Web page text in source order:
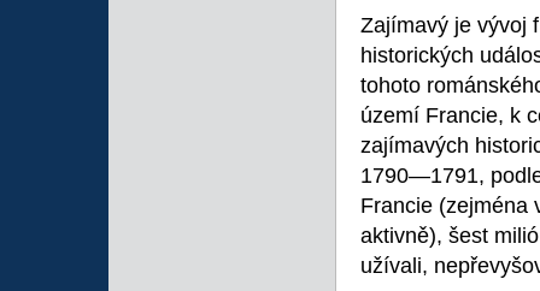
Zajímavý je vývoj
historických
tohoto
území Francie, k
zajímavých
1790—1791,
Francie (zejména
aktivně), šest
užívali,